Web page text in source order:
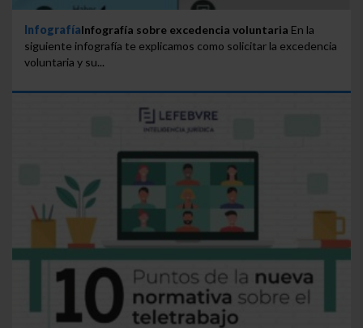
InfografíaInfografía sobre excedencia voluntaria En la
siguiente infografía te explicamos como solicitar la excedencia
voluntaria y su...